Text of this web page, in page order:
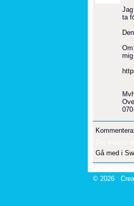
ta
Kommentera
Gå med i
© 2026